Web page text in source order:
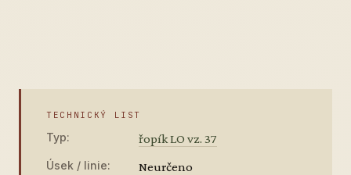
TECHNICKÝ LIST
Typ: řopík LO vz. 37
Úsek / linie: Neurčeno